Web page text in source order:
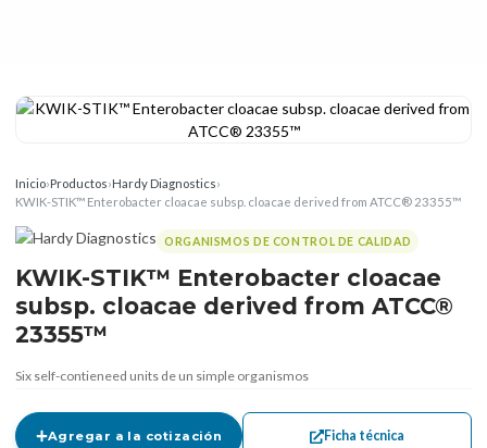
Inicio›Productos›Hardy Diagnostics›
KWIK-STIK™ Enterobacter cloacae subsp. cloacae derived from ATCC® 23355™
ORGANISMOS DE CONTROL DE CALIDAD
KWIK-STIK™ Enterobacter cloacae
subsp. cloacae derived from ATCC®
23355™
Six self-contieneed units de un simple organismos
Agregar a la cotización Ficha técnica